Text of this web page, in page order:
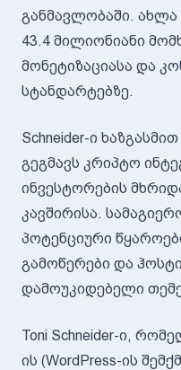
განმავლობაში.
43.4 მილიონიანი
მონეტიზაციასა და
სტანდარტებზე.
Schneider-ი
გეგმავს კრიპტო
ინვესტორების
კავშირისა.
პოტენციური
გამოწერები და
დამოუკიდებელი
Toni Schneider-ი,
ის (WordPress-ის